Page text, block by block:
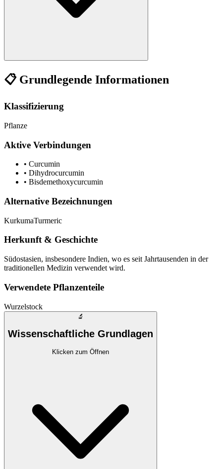
📋 Grundlegende Informationen
Klassifizierung
Pflanze
Aktive Verbindungen
• Curcumin
• Dihydrocurcumin
• Bisdemethoxycurcumin
Alternative Bezeichnungen
KurkumaTurmeric
Herkunft & Geschichte
Südostasien, insbesondere Indien, wo es seit Jahrtausenden in der
traditionellen Medizin verwendet wird.
Verwendete Pflanzenteile
Wurzelstock
🔬
Wissenschaftliche Grundlagen
Klicken zum Öffnen